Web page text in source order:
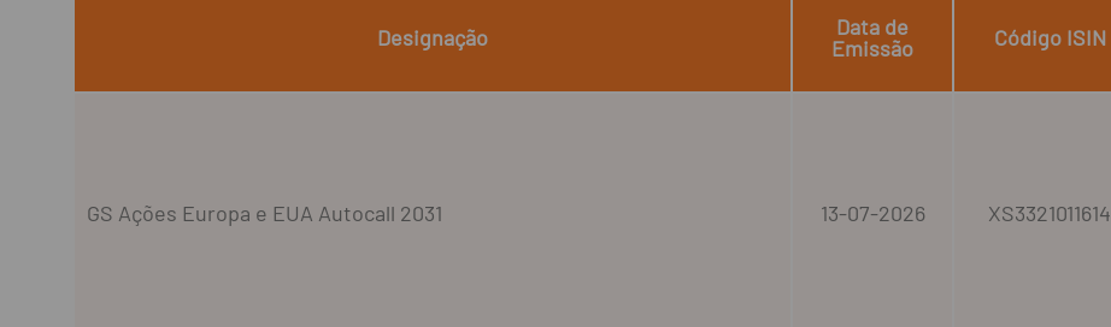
Designação
Data de
Emissão
Código ISIN
GS Ações Europa e EUA Autocall 2031 13-07-2026 XS3321011614